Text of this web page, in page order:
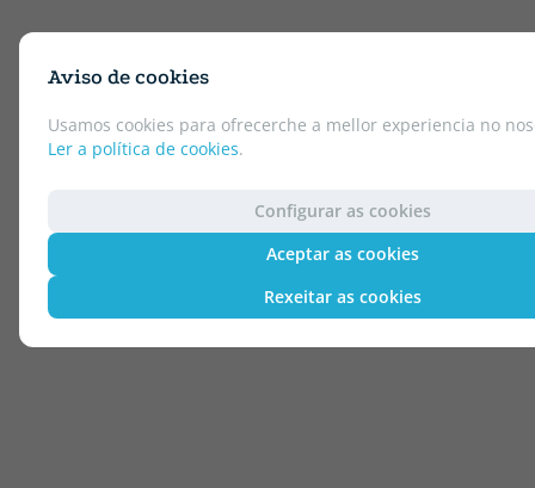
Aviso de cookies
Usamos cookies para ofrecerche a mellor experiencia no
Ler a política de cookies.
Configurar as cookies
Aceptar as cookies
Rexeitar as cookies